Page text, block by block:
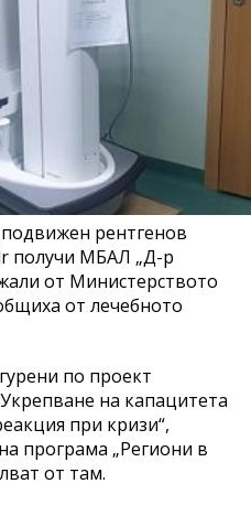
рентгенов
получи МБАЛ „Д-р
от Министерството
от лечебното
по проект
на капацитета
при кризи“,
програма „Региони в
от там.